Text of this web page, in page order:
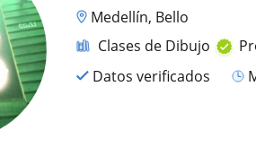
Medellín, Bello
Clases de Dibujo
Datos verificados